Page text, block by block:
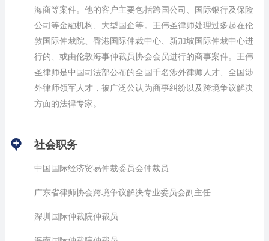
海商等案件。他的客户主要包括跨国公司、国际银行及保险
公司等金融机构、大型国企等。王伟圣律师处理过多起在伦
敦国际仲裁院、香港国际仲裁中心、新加坡国际仲裁中心进
行的、或由伦敦海事仲裁员协会会员进行的商事案件。王伟
圣律师是中国司法部公布的全国千名涉外律师人才、全国涉
外律师领军人才，被广泛公认为商事纠纷以及跨境争议解决
方面的法律专家。
社会职务
中国国际经济贸易仲裁委员会仲裁员
广东省律师协会跨境争议解决专业委员会副主任
深圳国际仲裁院仲裁员